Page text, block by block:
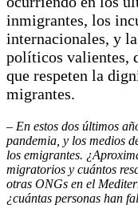
inmigrantes, los
internacionales, y
políticos valientes,
que respeten la
migrantes.
– En estos dos últimos
pandemia, y los medios
los emigrantes.
migratorios y cuántos
otras ONGs en el
¿cuántas personas han